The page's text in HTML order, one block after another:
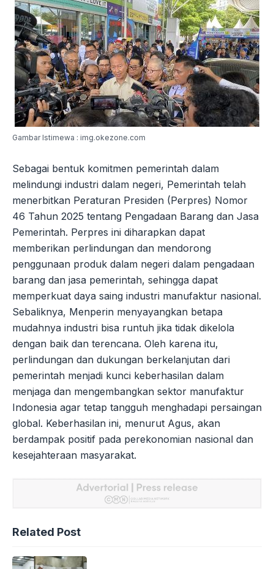
Gambar Istimewa : img.okezone.com
Sebagai bentuk komitmen pemerintah dalam
melindungi industri dalam negeri, Pemerintah telah
menerbitkan Peraturan Presiden (Perpres) Nomor
46 Tahun 2025 tentang Pengadaan Barang dan Jasa
Pemerintah. Perpres ini diharapkan dapat
memberikan perlindungan dan mendorong
penggunaan produk dalam negeri dalam pengadaan
barang dan jasa pemerintah, sehingga dapat
memperkuat daya saing industri manufaktur nasional.
Sebaliknya, Menperin menyayangkan betapa
mudahnya industri bisa runtuh jika tidak dikelola
dengan baik dan terencana. Oleh karena itu,
perlindungan dan dukungan berkelanjutan dari
pemerintah menjadi kunci keberhasilan dalam
menjaga dan mengembangkan sektor manufaktur
Indonesia agar tetap tangguh menghadapi persaingan
global. Keberhasilan ini, menurut Agus, akan
berdampak positif pada perekonomian nasional dan
kesejahteraan masyarakat.
Related Post